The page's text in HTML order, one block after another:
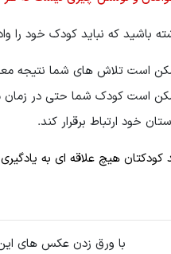
باشید که نباید کودک خود را
است تلاش های شما نتیجه
است کودک شما حتی در زمان
خود ارتباط برقرار کند.
کودکتان هیچ علاقه ای به
با ورق زدن عکس های این